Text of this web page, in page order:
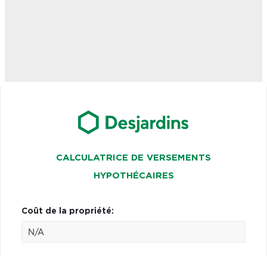
CALCULATRICE DE VERSEMENTS
HYPOTHÉCAIRES
Coût de la propriété: